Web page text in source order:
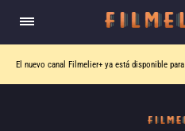
El nuevo canal Filmelier+ ya está disponible